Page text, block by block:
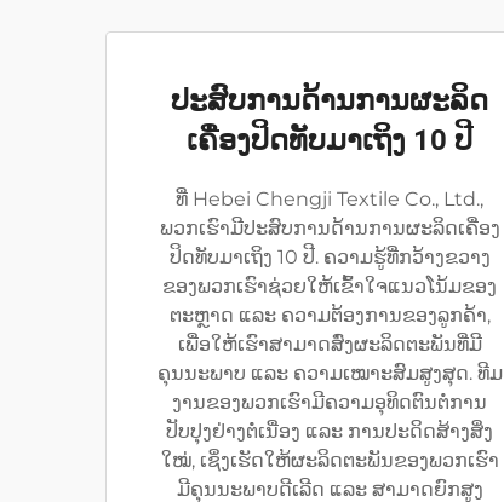
ປະສົບການດ້ານການຜະລິດ
ເຄື່ອງປິດທັບມາເຖິງ 10 ປີ
ທີ່ Hebei Chengji Textile Co., Ltd.,
ພວກເຮົາມີປະສົບການດ້ານການຜະລິດເຄື່ອງ
ປິດທັບມາເຖິງ 10 ປີ. ຄວາມຮູ້ທີ່ກວ້າງຂວາງ
ຂອງພວກເຮົາຊ່ວຍໃຫ້ເຂົ້າໃຈແນວໂນ້ມຂອງ
ຕະຫຼາດ ແລະ ຄວາມຕ້ອງການຂອງລູກຄ້າ,
ເພື່ອໃຫ້ເຮົາສາມາດສົ່ງຜະລິດຕະພັນທີ່ມີ
ຄຸນນະພາບ ແລະ ຄວາມເໝາະສົມສູງສຸດ. ທີມ
ງານຂອງພວກເຮົາມີຄວາມອຸທິດຕົນຕໍ່ການ
ປັບປຸງຢ່າງຕໍ່ເນື່ອງ ແລະ ການປະດິດສ້າງສິ່ງ
ໃໝ່, ເຊິ່ງເຮັດໃຫ້ຜະລິດຕະພັນຂອງພວກເຮົາ
ມີຄຸນນະພາບດີເລີດ ແລະ ສາມາດຍົກສູງ